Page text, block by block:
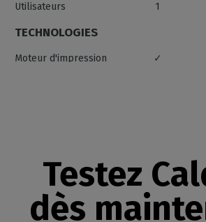
Utilisateurs 1
TECHNOLOGIES
Moteur d'impression
✓
DÉCOUPE
Testez
dès